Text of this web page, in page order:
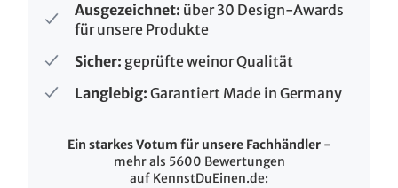
Ausgezeichnet: über 30 Design-Awards
für unsere Produkte
Sicher: geprüfte weinor Qualität
Langlebig: Garantiert Made in Germany
Ein starkes Votum für unsere Fachhändler -
mehr als 5600 Bewertungen
auf KennstDuEinen.de: